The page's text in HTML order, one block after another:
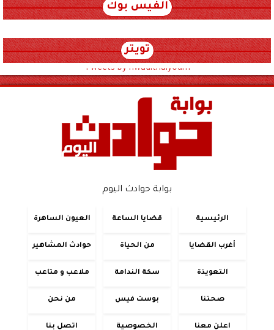
الفيس بوك
تويتر
Tweets by hwadithalyoum
بوابة حوادث اليوم
الرئيسية قضايا الساعة العيون الساهرة
أغرب القضايا من الحياة حوادث المشاهير
التعويذة سكة الندامة ملاعب و متاعب
صحتنا بوست فيس من نحن
اعلن معنا الخصوصية اتصل بنا